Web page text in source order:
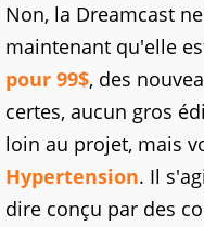
Non, la Dreamcast
maintenant qu'elle
pour 99$, des
certes, aucun gros
loin au projet, mais
Hypertension. Il
dire conçu par des